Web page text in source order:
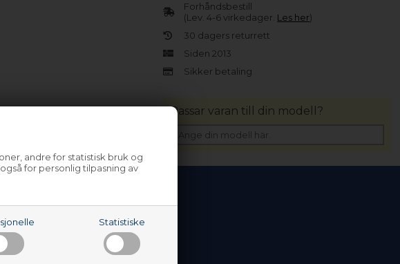
andre for statistisk bruk og
for personlig tilpasning av
Statistiske
Forhåndsbestill
(Lev. 4-6 virkedager. Les her)
30 dagers returrett
Siden 2013
Sikker betaling
Passar varan till din modell?